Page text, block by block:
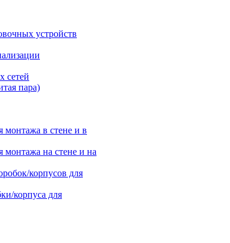
устройств
сетей
пара)
монтажа в стене и в
монтажа на стене и на
корпусов для
корпуса для